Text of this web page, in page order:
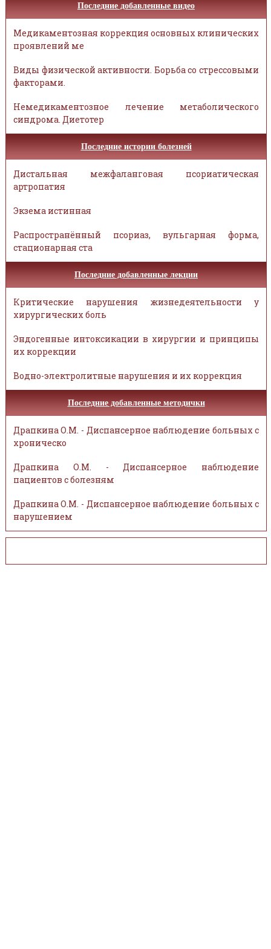
Последние добавленные видео
Медикаментозная коррекция основных клинических
проявлений ме
Виды физической активности. Борьба со стрессовыми
факторами.
Немедикаментозное лечение метаболического
синдрома. Диетотер
Последние истории болезней
Дистальная межфаланговая псориатическая
артропатия
Экзема истинная
Распространённый псориаз, вульгарная форма,
стационарная ста
Последние добавленные лекции
Критические нарушения жизнедеятельности у
хирургических боль
Эндогенные интоксикации в хирургии и принципы
их коррекции
Водно-электролитные нарушения и их коррекция
Последние добавленные методички
Драпкина О.М. - Диспансерное наблюдение больных с
хроническо
Драпкина О.М. - Диспансерное наблюдение
пациентов с болезням
Драпкина О.М. - Диспансерное наблюдение больных с
нарушением